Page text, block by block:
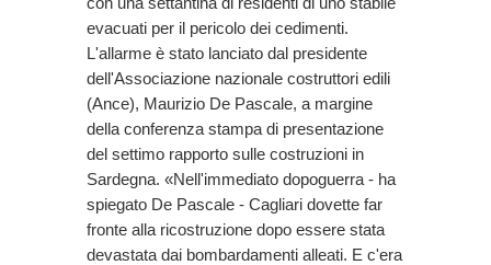
evacuati per il pericolo dei cedimenti.
L'allarme è stato lanciato dal presidente
dell'Associazione nazionale costruttori edili
(Ance), Maurizio De Pascale, a margine
della conferenza stampa di presentazione
del settimo rapporto sulle costruzioni in
Sardegna. «Nell'immediato dopoguerra - ha
spiegato De Pascale - Cagliari dovette far
fronte alla ricostruzione dopo essere stata
devastata dai bombardamenti alleati. E c'era